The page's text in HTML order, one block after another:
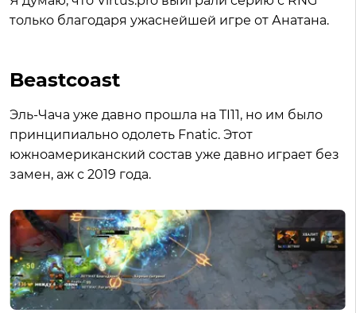
только благодаря ужаснейшей игре от Анатана.
Beastcoast
Эль-Чача уже давно прошла на TI11, но им было
принципиально одолеть Fnatic. Этот
южноамериканский состав уже давно играет без
замен, аж с 2019 года.